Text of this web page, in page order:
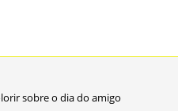
sobre o dia do amigo